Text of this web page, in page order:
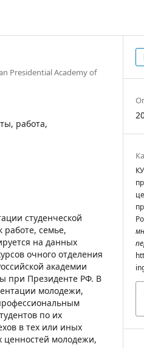
Presidential Academy of
работа,
студенческой
семье,
на данных
очного отделения
академии
при Президенте РФ. В
молодежи,
по их
в тех или иных
ценностей молодежи,